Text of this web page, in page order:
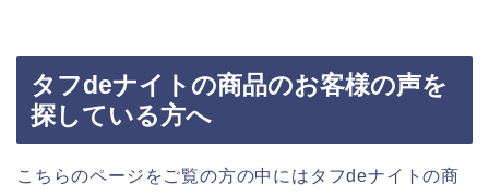
タフdeナイトの商品のお客様の声を
探している方へ
こちらのページをご覧の方の中にはタフdeナイトの商